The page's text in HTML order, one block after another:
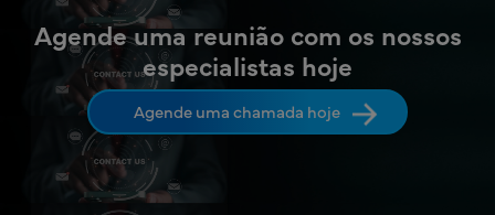
Agende uma reunião com os nossos
especialistas hoje
Agende uma chamada hoje